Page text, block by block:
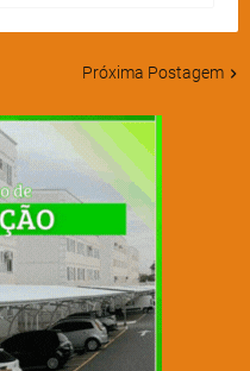
Próxima Postagem